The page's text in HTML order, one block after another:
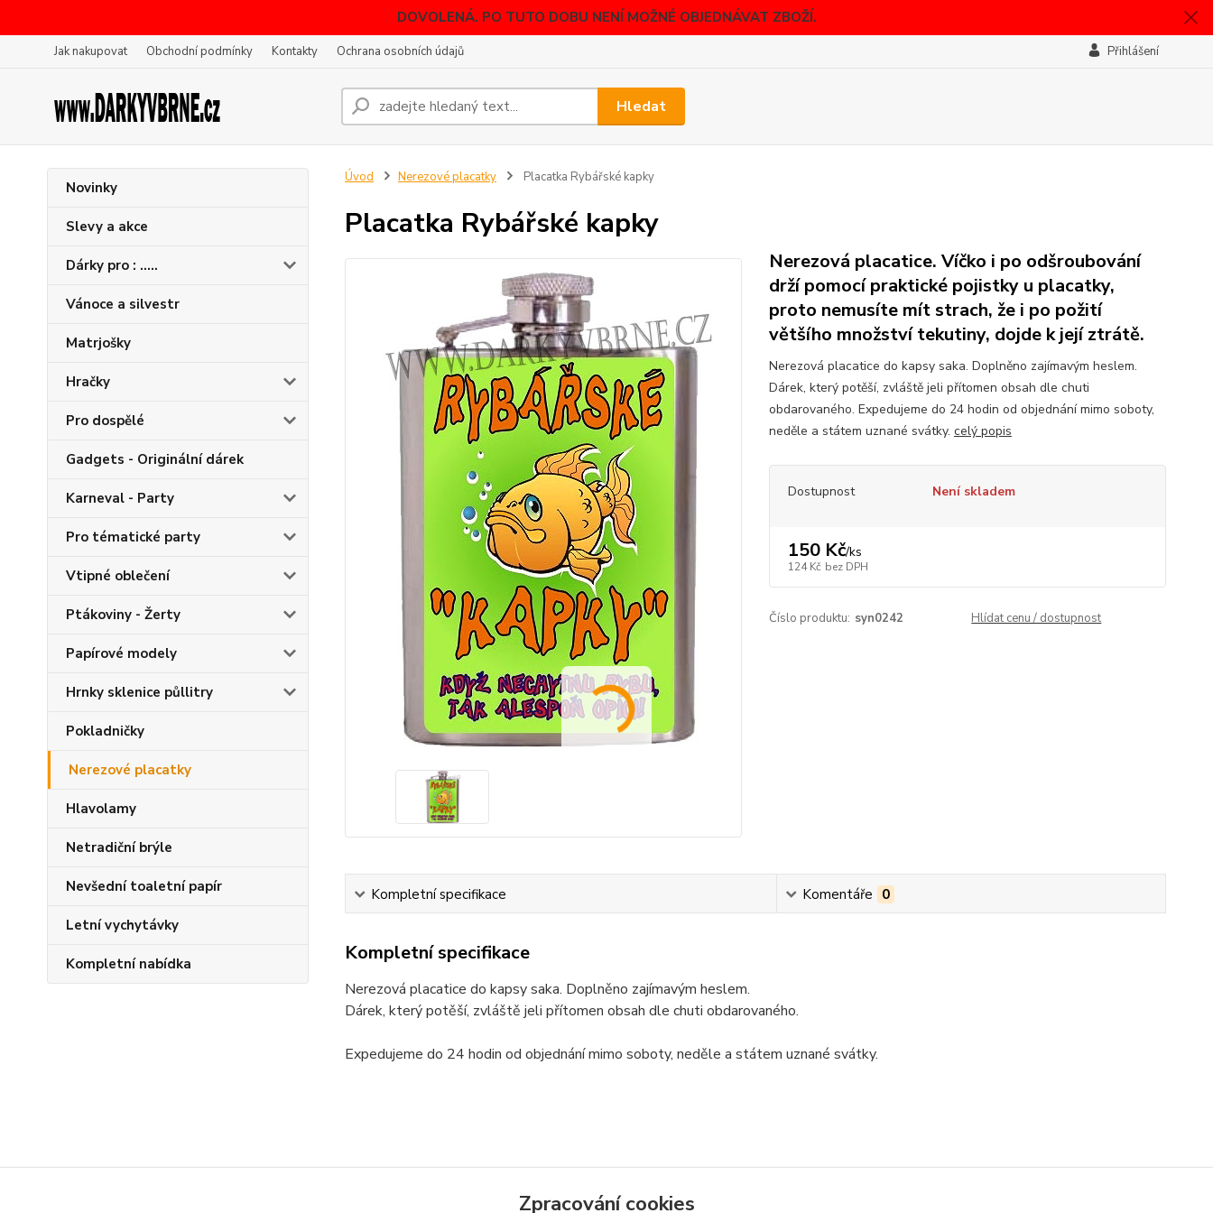
DOVOLENÁ. PO TUTO DOBU NENÍ MOŽNÉ OBJEDNÁVAT ZBOŽÍ.
Jak nakupovat Obchodní podmínky Kontakty Ochrana osobních údajů Přihlášení
Hledat
Novinky
Slevy a akce
Dárky pro : .....
Vánoce a silvestr
Matrjošky
Hračky
Pro dospělé
Gadgets - Originální dárek
Karneval - Party
Pro tématické party
Vtipné oblečení
Ptákoviny - Žerty
Papírové modely
Hrnky sklenice půllitry
Pokladničky
Nerezové placatky
Hlavolamy
Netradiční brýle
Nevšední toaletní papír
Letní vychytávky
Kompletní nabídka
Úvod Nerezové placatky Placatka Rybářské kapky
Placatka Rybářské kapky
Nerezová placatice. Víčko i po odšroubování
drží pomocí praktické pojistky u placatky,
proto nemusíte mít strach, že i po požití
většího množství tekutiny, dojde k její ztrátě.
Nerezová placatice do kapsy saka. Doplněno zajímavým heslem.
Dárek, který potěší, zvláště jeli přítomen obsah dle chuti
obdarovaného. Expedujeme do 24 hodin od objednání mimo soboty,
neděle a státem uznané svátky. celý popis
Dostupnost Není skladem
150 Kč/ks
124 Kč bez DPH
Číslo produktu: syn0242 Hlídat cenu / dostupnost
Kompletní specifikace Komentáře 0
Kompletní specifikace
Nerezová placatice do kapsy saka. Doplněno zajímavým heslem.
Dárek, který potěší, zvláště jeli přítomen obsah dle chuti obdarovaného.
Expedujeme do 24 hodin od objednání mimo soboty, neděle a státem uznané svátky.
Zpracování cookies